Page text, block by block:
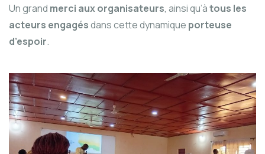
Un grand merci aux organisateurs, ainsi qu’àtous les
acteurs engagésdans cette dynamique porteuse
d’espoir.